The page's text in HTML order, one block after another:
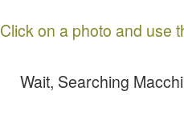
Click on a photo and use
Wait, Searching